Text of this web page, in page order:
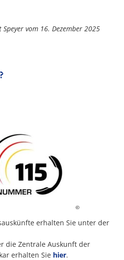
vom 16. Dezember 2025
©
erhalten Sie unter der
die Zentrale Auskunft der
erhalten Sie hier.